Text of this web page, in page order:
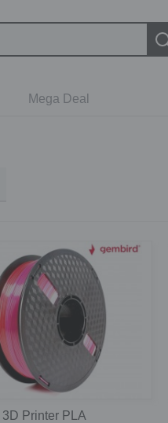
Mega Deal
Printer PLA